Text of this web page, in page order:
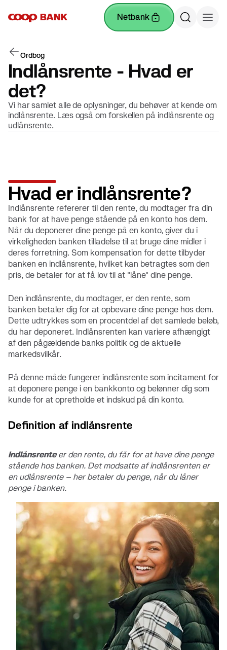
netbank
Ordbog
Indlånsrente - Hvad er
det?
Vi har samlet alle de oplysninger, du behøver at kende om
indlånsrente. Læs også om forskellen på indlånsrente og
udlånsrente.
Hvad er indlånsrente?
Indlånsrente refererer til den rente, du modtager fra din
bank for at have penge stående på en konto hos dem.
Når du deponerer dine penge på en konto, giver du i
virkeligheden banken tilladelse til at bruge dine midler i
deres forretning. Som kompensation for dette tilbyder
banken en indlånsrente, hvilket kan betragtes som den
pris, de betaler for at få lov til at "låne" dine penge.
Den indlånsrente, du modtager, er den rente, som
banken betaler dig for at opbevare dine penge hos dem.
Dette udtrykkes som en procentdel af det samlede beløb,
du har deponeret. Indlånsrenten kan variere afhængigt
af den pågældende banks politik og de aktuelle
markedsvilkår.
På denne måde fungerer indlånsrente som incitament for
at deponere penge i en bankkonto og belønner dig som
kunde for at opretholde et indskud på din konto.
Definition af indlånsrente
Indlånsrenteer den rente, du får for at have dine penge
stående hos banken. Det modsatte af indlånsrenten er
en udlånsrente – her betaler du penge, når du låner
penge i banken.